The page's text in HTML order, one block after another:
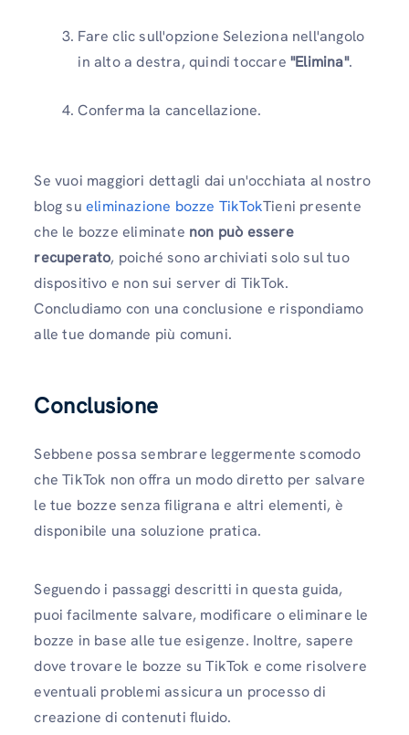
Fare clic sull'opzione Seleziona nell'angolo
in alto a destra, quindi toccare "Elimina".
Conferma la cancellazione.
Se vuoi maggiori dettagli dai un'occhiata al nostro
blog su eliminazione bozze TikTokTieni presente
che le bozze eliminate non può essere
recuperato, poiché sono archiviati solo sul tuo
dispositivo e non sui server di TikTok.
Concludiamo con una conclusione e rispondiamo
alle tue domande più comuni.
Conclusione
Sebbene possa sembrare leggermente scomodo
che TikTok non offra un modo diretto per salvare
le tue bozze senza filigrana e altri elementi, è
disponibile una soluzione pratica.
Seguendo i passaggi descritti in questa guida,
puoi facilmente salvare, modificare o eliminare le
bozze in base alle tue esigenze. Inoltre, sapere
dove trovare le bozze su TikTok e come risolvere
eventuali problemi assicura un processo di
creazione di contenuti fluido.